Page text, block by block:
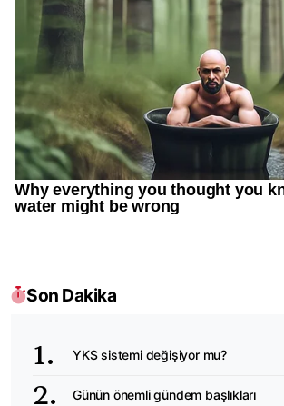
Son Dakika
YKS sistemi değişiyor mu?
Günün önemli gündem başlıkları